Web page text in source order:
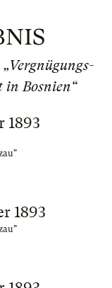
in Bosnien“
1893
1893